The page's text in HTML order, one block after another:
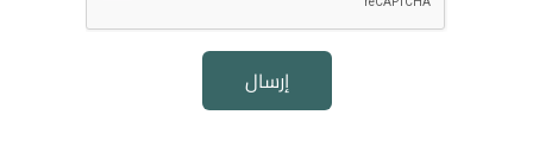
إرسال